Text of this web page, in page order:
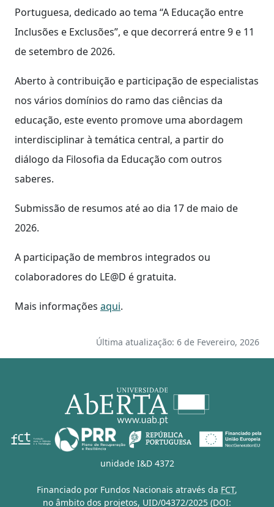
Portuguesa, dedicado ao tema “A Educação entre
Inclusões e Exclusões”, e que decorrerá entre 9 e 11
de setembro de 2026.
Aberto à contribuição e participação de especialistas
nos vários domínios do ramo das ciências da
educação, este evento promove uma abordagem
interdisciplinar à temática central, a partir do
diálogo da Filosofia da Educação com outros
saberes.
Submissão de resumos até ao dia 17 de maio de
2026.
A participação de membros integrados ou
colaboradores do LE@D é gratuita.
Mais informações aqui.
Última atualização: 6 de Fevereiro, 2026
unidade I&D 4372
Financiado por Fundos Nacionais através da FCT,
no âmbito dos projetos, UID/04372/2025 (DOI: